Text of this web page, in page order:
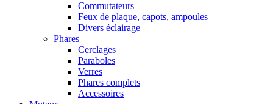
Commutateurs
Feux de plaque, capots, ampoules
Divers éclairage
Phares
Cerclages
Paraboles
Verres
Phares complets
Accessoires